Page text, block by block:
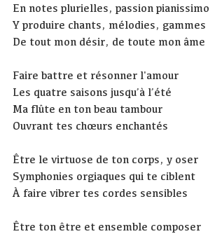
En notes plurielles, passion pianissimo
Y produire chants, mélodies, gammes
De tout mon désir, de toute mon âme
Faire battre et résonner l'amour
Les quatre saisons jusqu’à l’été
Ma flûte en ton beau tambour
Ouvrant tes chœurs enchantés
Être le virtuose de ton corps, y oser
Symphonies orgiaques qui te ciblent
À faire vibrer tes cordes sensibles
Être ton être et ensemble composer